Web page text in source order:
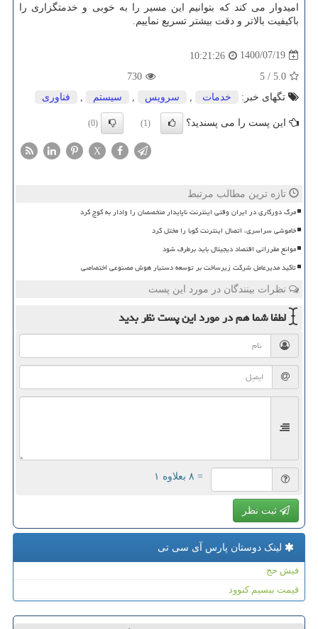
امیدوار می کند که بتوانیم این مسیر را به خوبی و خدمتگزاری را
باکیفیت بالاتر و دقت بیشتر تسریع نماییم.
1400/07/19
10:21:26
5.0
/
5
730
تگهای خبر:
خدمات سرویس سیستم فناوری
این پست را می پسندید؟ (1)
(0)
X
تازه ترین مطالب مرتبط
مرگ دورکاری در ایران وقتی اینترنت ناپایدار متخصصان را وادار به کوچ کرد
خاموشی سراسری، اتصال اینترنت کوبا را مختل کرد
موانع مقرراتی اقتصاد دیجیتال باید برطرف شود
تاکید مدیرعامل شرکت زیرساخت بر توسعه دستیار هوش مصنوعی اختصاصی
نظرات بینندگان در مورد این پست
لطفا شما همدر مورد این پستنظر بدید
= ۸ بعلاوه ۱
ثبت نظر
لینک دوستان پارس آی سی تی
فیش حج
قیمت بیسیم کنوود